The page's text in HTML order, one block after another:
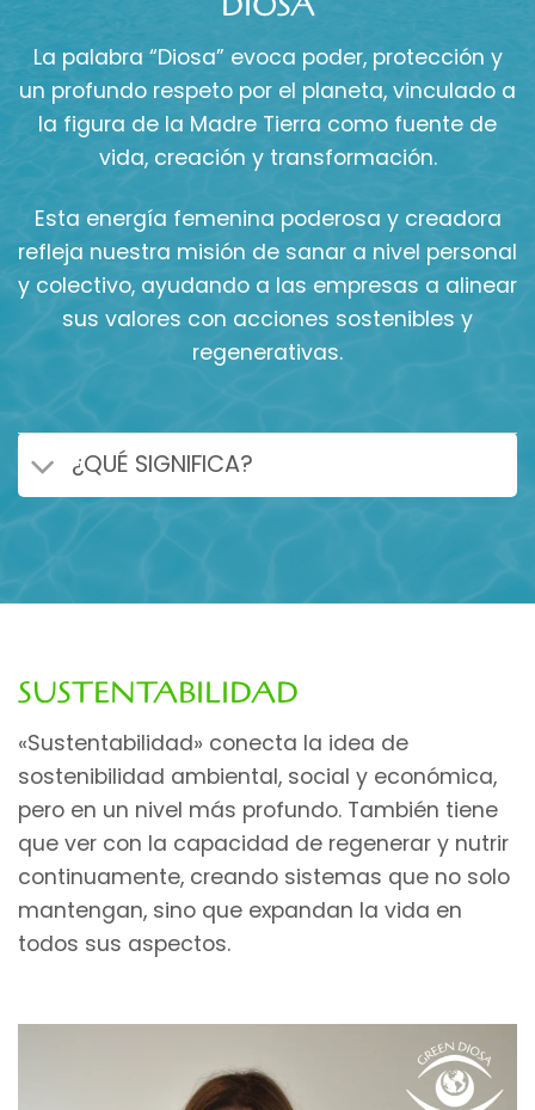
La palabra “Diosa” evoca poder, protección y
un profundo respeto por el planeta, vinculado a
la figura de la Madre Tierra como fuente de
vida, creación y transformación.
Esta energía femenina poderosa y creadora
refleja nuestra misión de sanar a nivel personal
y colectivo, ayudando a las empresas a alinear
sus valores con acciones sostenibles y
regenerativas.
¿QUÉ SIGNIFICA?
SUSTENTABILIDAD
«Sustentabilidad» conecta la idea de
sostenibilidad ambiental, social y económica,
pero en un nivel más profundo. También tiene
que ver con la capacidad de regenerar y nutrir
continuamente, creando sistemas que no solo
mantengan, sino que expandan la vida en
todos sus aspectos.